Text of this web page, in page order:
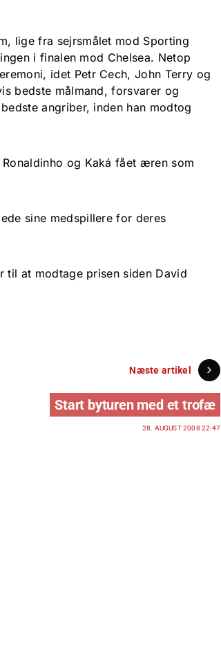
lige fra sejrsmålet mod Sporting
i finalen mod Chelsea. Netop
idet Petr Cech, John Terry og
bedste målmand, forsvarer og
angriber, inden han modtog
og Kaká fået æren som
sine medspillere for deres
til at modtage prisen siden David
Næste artikel
Start byturen med et trofæ
28. AUGUST 2008 22:47